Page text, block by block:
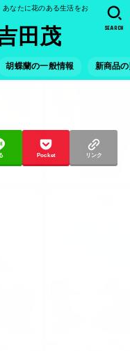
なたに花のある生活をお
田茂
胡蝶蘭の一般情報 新商品
SEARCH
Pocket リンク